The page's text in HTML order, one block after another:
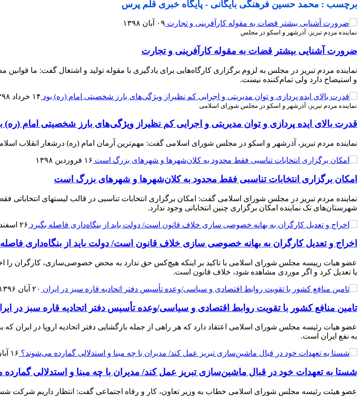
برچسب : محمد حسین فرهنگی بایگانی - پایگاه خبری قلم پرس
۰۹ آبان ۱۳۹۸
نماینده مردم تبریز، آذرشهر و اسکو در مجلس
ضرورت آشنایی بیشتر قضات به مقوله کارآفرینی و تجارت
نماینده مردم تبریز در مجلس به لزوم برگزاری کارگاه‌هایی برای یادگیری با مقوله تولید و اشتغال گفت: ما
و استیضاح دارد ولی تمام‌کننده نیست.
۱۴ خرداد ۱۳۹۸
نماینده مردم تبریز، آذرشهر و اسکو در مجلس شورای اسلامی
قدرت بالای ایده پردازی و توان مدیریتی و اجرایی کم نظیراز ویژگی‌های بارز شخصیتی امام (ره)
نماینده مردم تبریز، آذرشهر و اسکو در مجلس شورای اسلامی گفت: مهم‌ترین آرمان امام (ره) درشعار انقلاب
۱۶ فروردین ۱۳۹۸
امکان برگزاری انتخابات تناسبی فقط محدود به کلان‌شهرها و شهرهای بزرگ است
نماینده مردم تبریز در مجلس شورای اسلامی گفت: امکان برگزاری انتخابات تناسبی در قالب لیستهای
شهرستان‌های تک نماینده امکان برگزاری چنین انتخاباتی وجود ندارد.
۲۶ اسفند ۱۳۹۷
اخراج و تعدیل کارگران به بهانه خصوصی سازی خلاف قانون است/ دولت باید از بنگاه‌داری فاصله
عضو هیات رییسه مجلس شورای اسلامی با تاکید بر اینکه هیچ‌کس حق ندارد به محض خصوصی‌سازی، کارگران را
یا تعدیل کرد و اگر موردی مشاهده شود، خلاف قانون است.
۲۰ آبان ۱۳۹۶
تامین منافع کشور با تقویت روابط اقتصادی و سیاسی/وعده تأسیس دفتر اتحادیه قاره سبز در
عضو هیات رئیسه مجلس شورای اسلامی اعتقاد دارد که هر راهی از جمله بازگشایی دفتر اتحادیه اروپا در
به نفع ایران است.
۱۶ آبان ۱۳۹۶
شستا به تعهدات خود در قبال ماشین‌سازی تبریز عمل کند/ مدیران با چه مبنا و استدلالی
عضو هیئت رئیسه مجلس شورای اسلامی خطاب به وزیر تعاون، کار و رفاه اجتماعی گفت: انتظار داریم شرکت